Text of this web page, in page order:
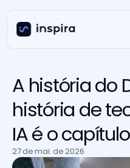
A história do
história de
IA é o
27 de mai. de 2026